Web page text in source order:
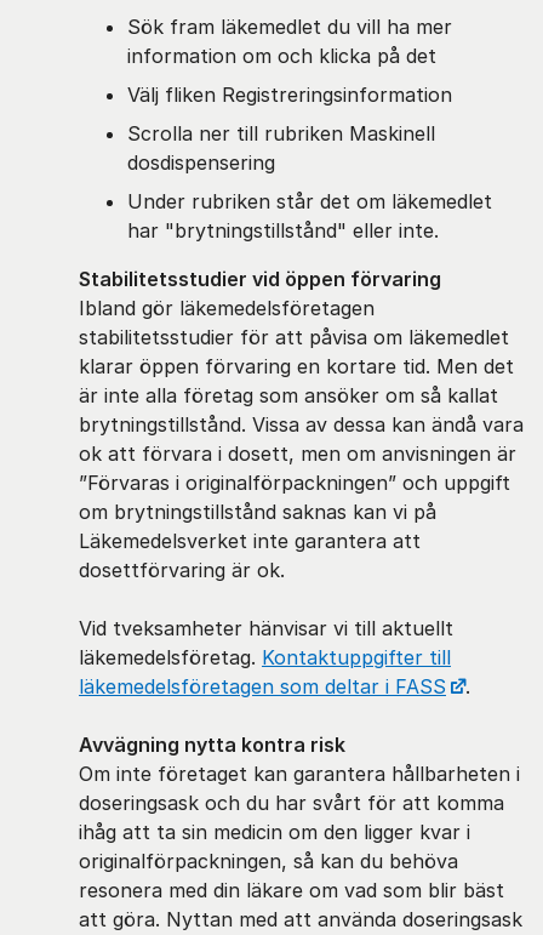
Sök fram läkemedlet du vill ha mer
information om och klicka på det
Välj fliken Registreringsinformation
Scrolla ner till rubriken Maskinell
dosdispensering
Under rubriken står det om läkemedlet
har "brytningstillstånd" eller inte.
Stabilitetsstudier vid öppen förvaring
Ibland gör läkemedelsföretagen
stabilitetsstudier för att påvisa om läkemedlet
klarar öppen förvaring en kortare tid. Men det
är inte alla företag som ansöker om så kallat
brytningstillstånd. Vissa av dessa kan ändå vara
ok att förvara i dosett, men om anvisningen är
”Förvaras i originalförpackningen” och uppgift
om brytningstillstånd saknas kan vi på
Läkemedelsverket inte garantera att
dosettförvaring är ok.
Vid tveksamheter hänvisar vi till aktuellt
läkemedelsföretag. Kontaktuppgifter till
läkemedelsföretagen som deltar i FASS
.
Avvägning nytta kontra risk
Om inte företaget kan garantera hållbarheten i
doseringsask och du har svårt för att komma
ihåg att ta sin medicin om den ligger kvar i
originalförpackningen, så kan du behöva
resonera med din läkare om vad som blir bäst
att göra. Nyttan med att använda doseringsask